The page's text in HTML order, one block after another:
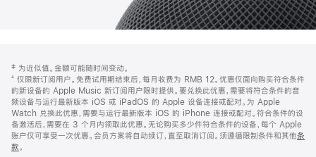
页
页
脚
注
‡ 为近似值。金额可能随时间变动。
⁺ 仅限新订阅用户。免费试用期结束后，每月收费为 RMB 12。优惠仅面向购买符合条件
的新设备的 Apple Music 新订阅用户限时提供。要兑换此优惠，需要将符合条件的音
频设备与运行最新版本 iOS 或 iPadOS 的 Apple 设备连接或配对。为 Apple
Watch 兑换此优惠，需要与运行最新版本 iOS 的 iPhone 连接或配对。符合条件的设
备激活后，需要在 3 个月内领取此优惠。无论购买多少件符合条件的设备，每个 Apple
账户仅可享受一次优惠。会员方案将自动续订，直至取消订阅。须遵循限制条件和其他条
款。